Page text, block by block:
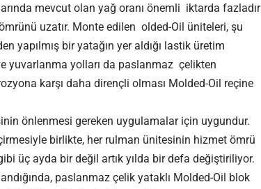
mevcut olan yağ oranı önemli iktarda fazladır
uzatır. Monte edilen olded-Oil üniteleri, şu
yapılmış bir yatağın yer aldığı lastik üretim
yuvarlanma yolları da paslanmaz çelikten
karşı daha dirençli olması Molded-Oil reçine
önlenmesi gereken uygulamalar için uygundur.
birlikte, her rulman ünitesinin hizmet ömrü
üç ayda bir değil artık yılda bir defa değiştiriliyor.
paslanmaz çelik yataklı Molded-Oil blok